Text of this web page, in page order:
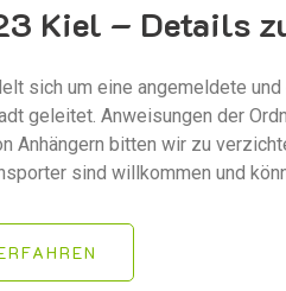
Kiel – Details
sich um eine angemeldete und
geleitet. Anweisungen der
Anhängern bitten wir zu
sind willkommen und